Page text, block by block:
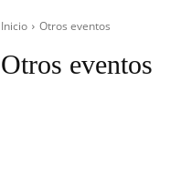
Inicio Otros eventos
Otros eventos